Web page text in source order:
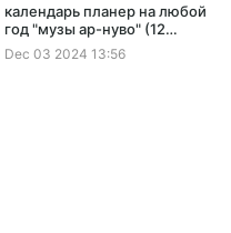
календарь планер на любой
год "музы ар-нуво" (12
файлов)
Dec 03 2024 13:56